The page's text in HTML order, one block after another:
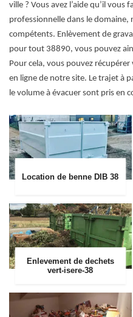
ville ? Vous avez l’aide qu’il
professionnelle dans le domaine,
compétents. Enlèvement de
pour tout 38890, vous pouvez
Pour cela, vous pouvez
en ligne de notre site. Le trajet à
le volume à évacuer sont pris en
Location de benne DIB 38
Enlevement de dechets
vert-isere-38